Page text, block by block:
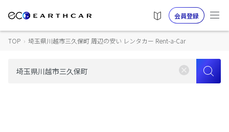
会員登録
TOP › 埼玉県川越市三久保町 周辺の安い レンタカー Rent-a-Car